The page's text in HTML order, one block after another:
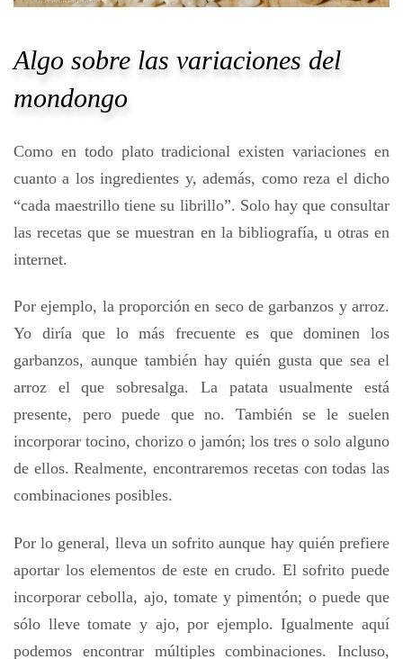
Algo sobre las variaciones del
mondongo
Como en todo plato tradicional existen variaciones en
cuanto a los ingredientes y, además, como reza el dicho
“cada maestrillo tiene su librillo”. Solo hay que consultar
las recetas que se muestran en la bibliografía, u otras en
internet.
Por ejemplo, la proporción en seco de garbanzos y arroz.
Yo diría que lo más frecuente es que dominen los
garbanzos, aunque también hay quién gusta que sea el
arroz el que sobresalga. La patata usualmente está
presente, pero puede que no. También se le suelen
incorporar tocino, chorizo o jamón; los tres o solo alguno
de ellos. Realmente, encontraremos recetas con todas las
combinaciones posibles.
Por lo general, lleva un sofrito aunque hay quién prefiere
aportar los elementos de este en crudo. El sofrito puede
incorporar cebolla, ajo, tomate y pimentón; o puede que
sólo lleve tomate y ajo, por ejemplo. Igualmente aquí
podemos encontrar múltiples combinaciones. Incluso,